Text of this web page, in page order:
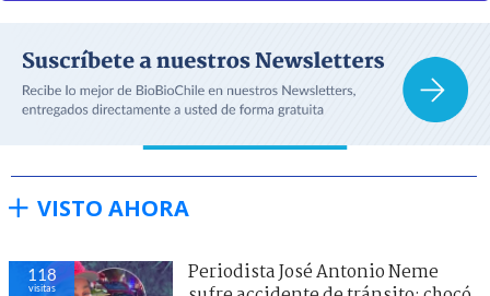
VISTO AHORA
118
visitas
Periodista José Antonio Neme